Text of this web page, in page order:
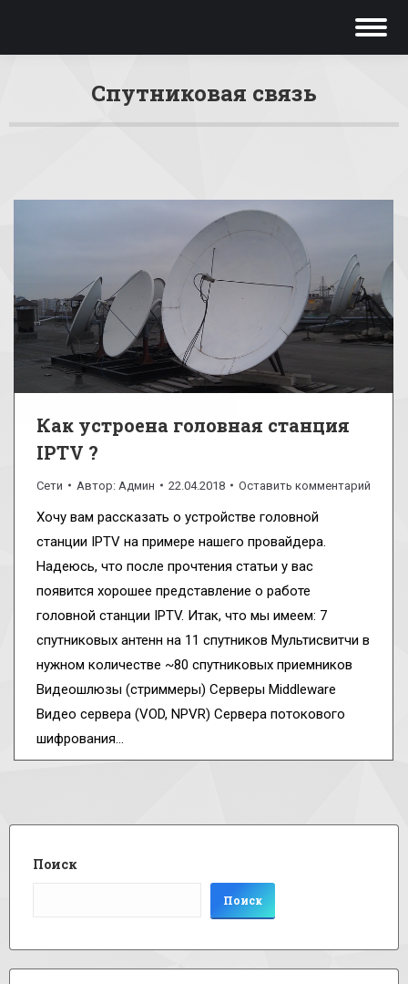
Спутниковая связь
Как устроена головная станция
IPTV ?
Сети Автор: Админ 22.04.2018 Оставить комментарий
Хочу вам рассказать о устройстве головной
станции IPTV на примере нашего провайдера.
Надеюсь, что после прочтения статьи у вас
появится хорошее представление о работе
головной станции IPTV. Итак, что мы имеем: 7
спутниковых антенн на 11 спутников Мультисвитчи в
нужном количестве ~80 спутниковых приемников
Видеошлюзы (стриммеры) Серверы Middleware
Видео сервера (VOD, NPVR) Сервера потокового
шифрования…
Поиск
Поиск